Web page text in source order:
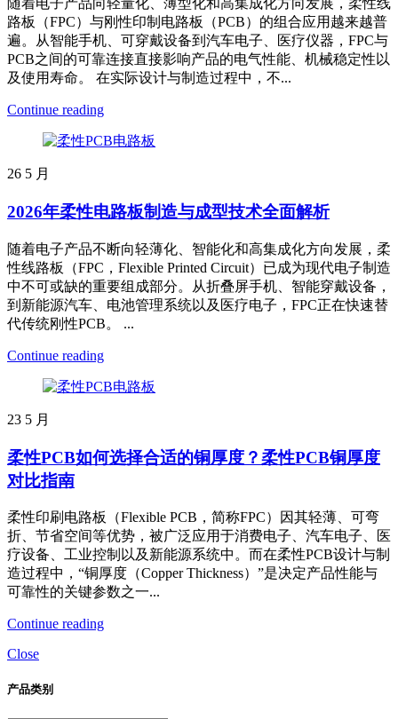
随着电子产品向轻量化、薄型化和高集成化方向发展，柔性线
路板（FPC）与刚性印制电路板（PCB）的组合应用越来越普
遍。从智能手机、可穿戴设备到汽车电子、医疗仪器，FPC与
PCB之间的可靠连接直接影响产品的电气性能、机械稳定性以
及使用寿命。 在实际设计与制造过程中，不...
Continue reading
26 5 月
2026年柔性电路板制造与成型技术全面解析
随着电子产品不断向轻薄化、智能化和高集成化方向发展，柔
性线路板（FPC，Flexible Printed Circuit）已成为现代电子制造
中不可或缺的重要组成部分。从折叠屏手机、智能穿戴设备，
到新能源汽车、电池管理系统以及医疗电子，FPC正在快速替
代传统刚性PCB。 ...
Continue reading
23 5 月
柔性PCB如何选择合适的铜厚度？柔性PCB铜厚度
对比指南
柔性印刷电路板（Flexible PCB，简称FPC）因其轻薄、可弯
折、节省空间等优势，被广泛应用于消费电子、汽车电子、医
疗设备、工业控制以及新能源系统中。而在柔性PCB设计与制
造过程中，“铜厚度（Copper Thickness）”是决定产品性能与
可靠性的关键参数之一...
Continue reading
Close
产品类别